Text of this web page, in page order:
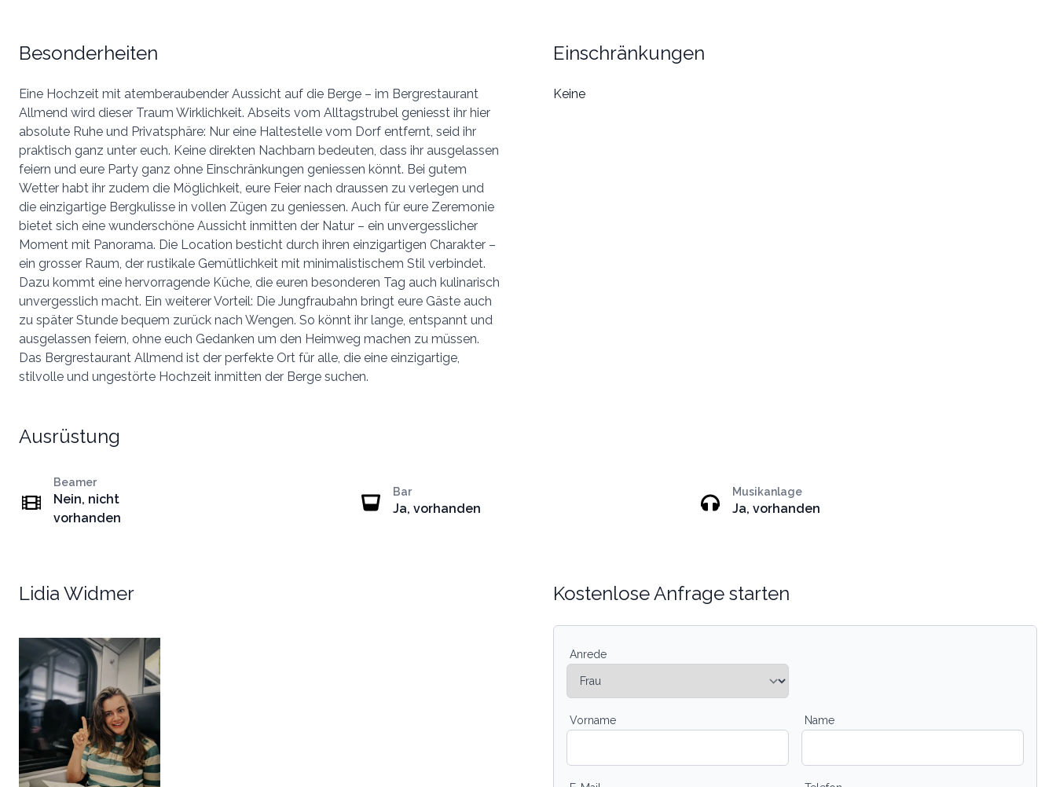
Besonderheiten
Eine Hochzeit mit atemberaubender Aussicht auf die Berge – im Bergrestaurant
Allmend wird dieser Traum Wirklichkeit. Abseits vom Alltagstrubel geniesst ihr hier
absolute Ruhe und Privatsphäre: Nur eine Haltestelle vom Dorf entfernt, seid ihr
praktisch ganz unter euch. Keine direkten Nachbarn bedeuten, dass ihr ausgelassen
feiern und eure Party ganz ohne Einschränkungen geniessen könnt. Bei gutem
Wetter habt ihr zudem die Möglichkeit, eure Feier nach draussen zu verlegen und
die einzigartige Bergkulisse in vollen Zügen zu geniessen. Auch für eure Zeremonie
bietet sich eine wunderschöne Aussicht inmitten der Natur – ein unvergesslicher
Moment mit Panorama. Die Location besticht durch ihren einzigartigen Charakter –
ein grosser Raum, der rustikale Gemütlichkeit mit minimalistischem Stil verbindet.
Dazu kommt eine hervorragende Küche, die euren besonderen Tag auch kulinarisch
unvergesslich macht. Ein weiterer Vorteil: Die Jungfraubahn bringt eure Gäste auch
zu später Stunde bequem zurück nach Wengen. So könnt ihr lange, entspannt und
ausgelassen feiern, ohne euch Gedanken um den Heimweg machen zu müssen.
Das Bergrestaurant Allmend ist der perfekte Ort für alle, die eine einzigartige,
stilvolle und ungestörte Hochzeit inmitten der Berge suchen.
Einschränkungen
Keine
Ausrüstung
Beamer
Nein, nicht
vorhanden
Bar
Ja, vorhanden
Musikanlage
Ja, vorhanden
Lidia Widmer Kostenlose Anfrage starten
Anrede
Vorname Name